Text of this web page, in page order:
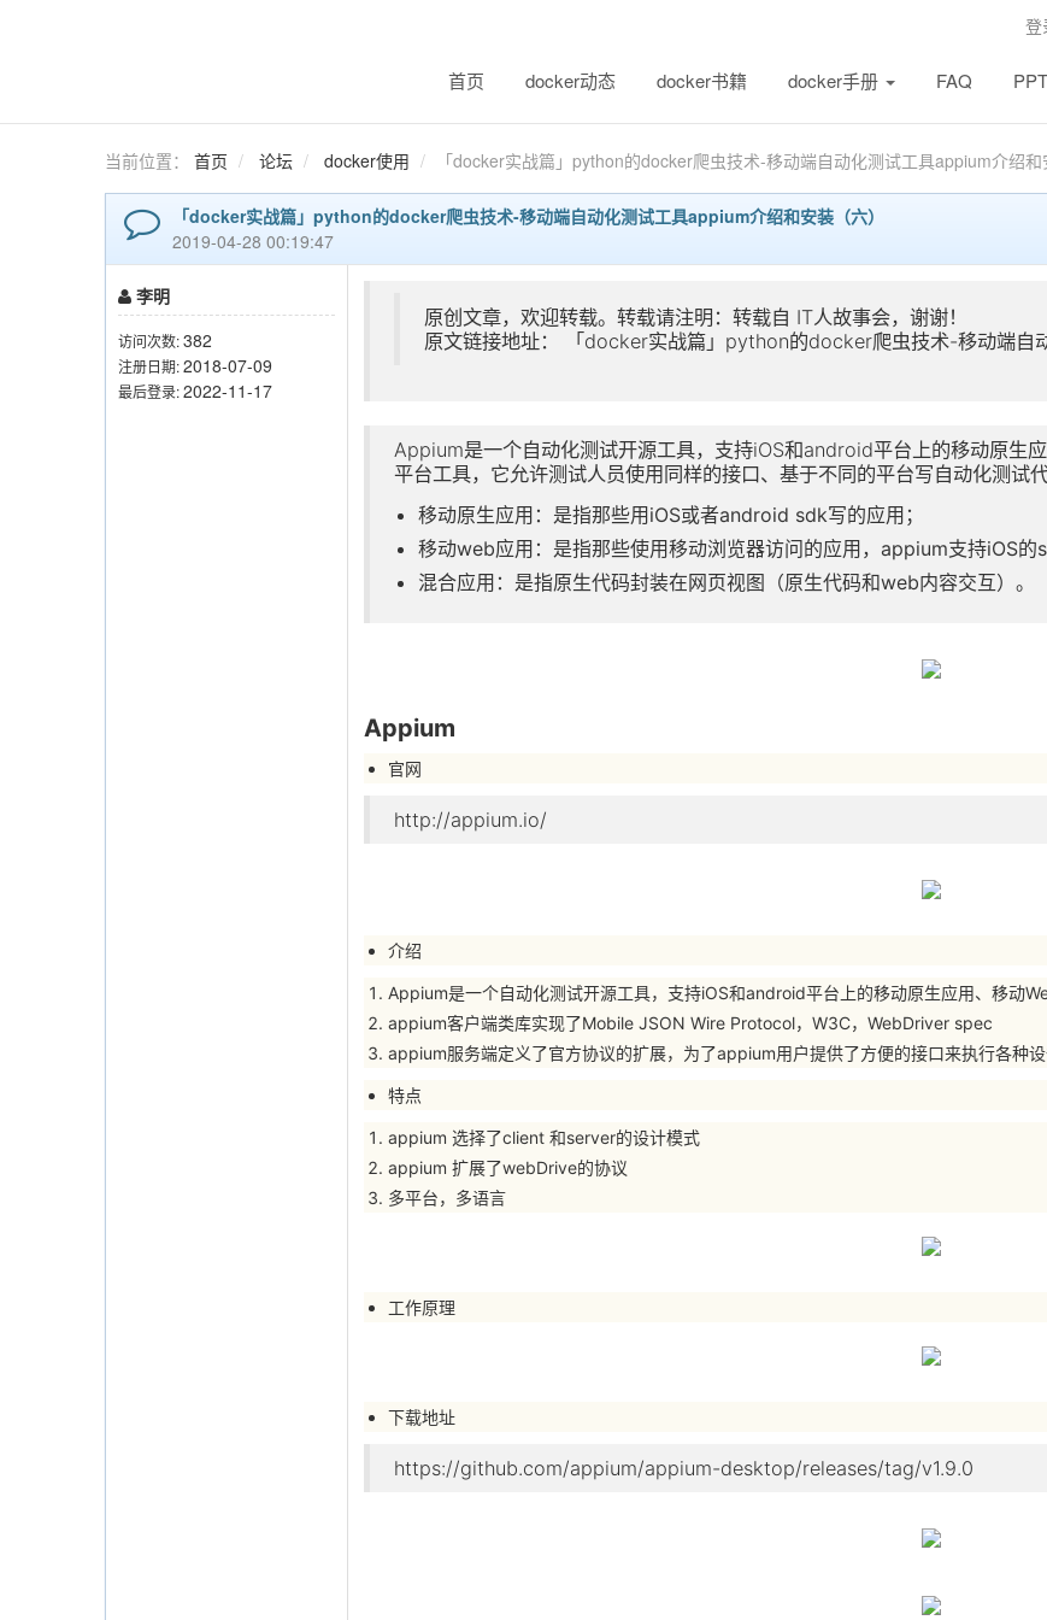
登
首页 docker动态 docker书籍 docker手册 FAQ PPT
当前位置： 首页 论坛 docker使用 「docker实战篇」python的docker爬虫技术-移动端自动化测试工具appium介绍和
「docker实战篇」python的docker爬虫技术-移动端自动化测试工具appium介绍和安装（六）
2019-04-28 00:19:47
李明
访问次数:382
注册日期:2018-07-09
最后登录:2022-11-17
原创文章，欢迎转载。转载请注明：转载自 IT人故事会，谢谢！
原文链接地址：
「docker实战篇」python的docker爬虫技术-移动端自
Appium是一个自动化测试开源工具，支持iOS和android平台上的移动原生
平台工具，它允许测试人员使用同样的接口、基于不同的平台写自动化测试
移动原生应用：是指那些用iOS或者android sdk写的应用；
移动web应用：是指那些使用移动浏览器访问的应用，appium支持iOS的
混合应用：是指原生代码封装在网页视图（原生代码和web内容交互）。
Appium
官网
http://appium.io/
介绍
Appium是一个自动化测试开源工具，支持iOS和android平台上的移动原生应用、移动
appium客户端类库实现了Mobile JSON Wire Protocol，W3C，WebDriver spec
appium服务端定义了官方协议的扩展，为了appium用户提供了方便的接口来执行各种
特点
appium 选择了client 和server的设计模式
appium 扩展了webDrive的协议
多平台，多语言
工作原理
下载地址
https://github.com/appium/appium-desktop/releases/tag/v1.9.0